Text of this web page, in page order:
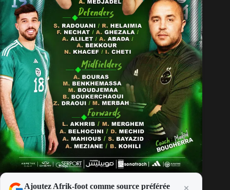
Ajoutez Afrik-foot comme source préférée